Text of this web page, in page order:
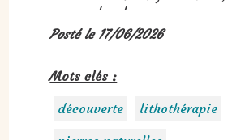
un peu des deux.
Posté le 17/06/2026
Mots clés :
découverte
lithothérapie